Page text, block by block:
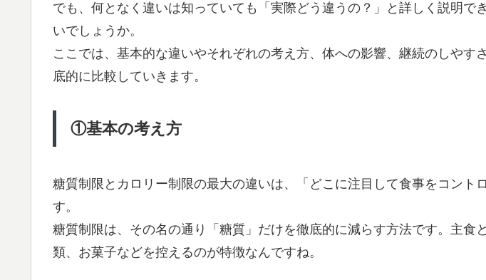
でも、何となく違いは知っていても「実際どう違うの？」と詳しく説明で
いでしょうか。
ここでは、基本的な違いやそれぞれの考え方、体への影響、継続のしやす
底的に比較していきます。
①基本の考え方
糖質制限とカロリー制限の最大の違いは、「どこに注目して食事をコント
す。
糖質制限は、その名の通り「糖質」だけを徹底的に減らす方法です。主食
類、お菓子などを控えるのが特徴なんですね。